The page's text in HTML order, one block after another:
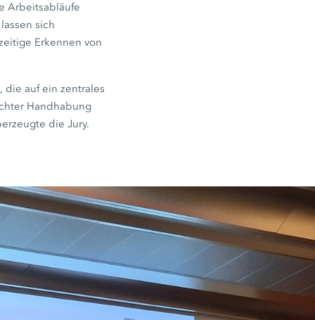
Arbeitsabläufe
sich
Erkennen von
die auf ein zentrales
Handhabung
die Jury.